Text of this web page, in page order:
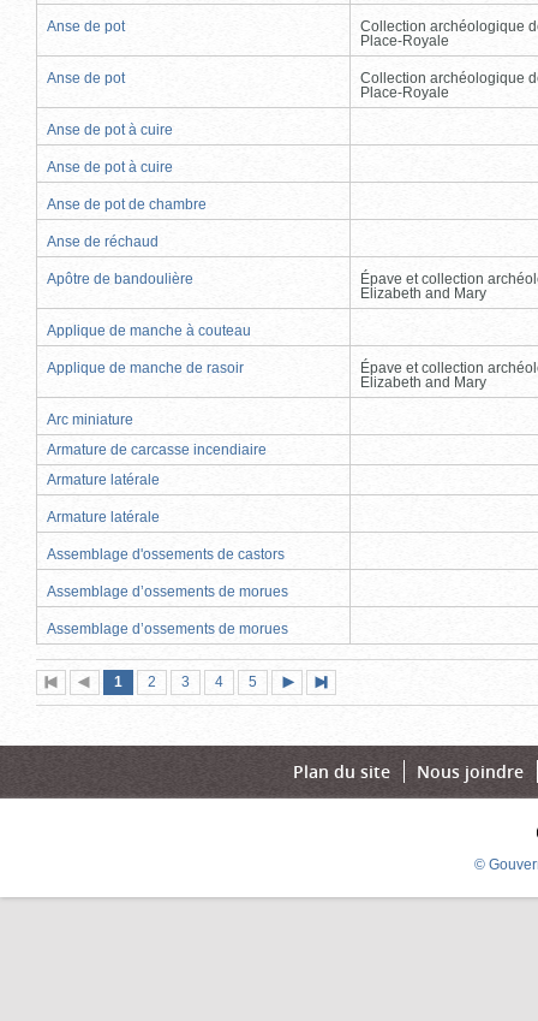
Anse de pot
Collection archéologique
Place-Royale
Anse de pot
Collection archéologique
Place-Royale
Anse de pot à cuire
Anse de pot à cuire
Anse de pot de chambre
Anse de réchaud
Apôtre de bandoulière
Épave et collection
Elizabeth and Mary
Applique de manche à couteau
Applique de manche de rasoir
Épave et collection
Elizabeth and Mary
Arc miniature
Armature de carcasse incendiaire
Armature latérale
Armature latérale
Assemblage d'ossements de castors
Assemblage d’ossements de morues
Assemblage d’ossements de morues
Première
page
Page
précédente
Page
1 (page
actuelle)
Page
2 Page
3 Page
4 Page
5
suivante
page
Plan du site Nous joindre
©